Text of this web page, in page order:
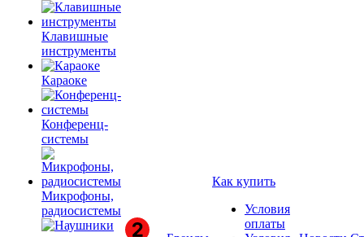
Клавишные
инструменты
Караоке
Конференц-
системы
Микрофоны,
радиосистемы
Как купить
Условия
оплаты